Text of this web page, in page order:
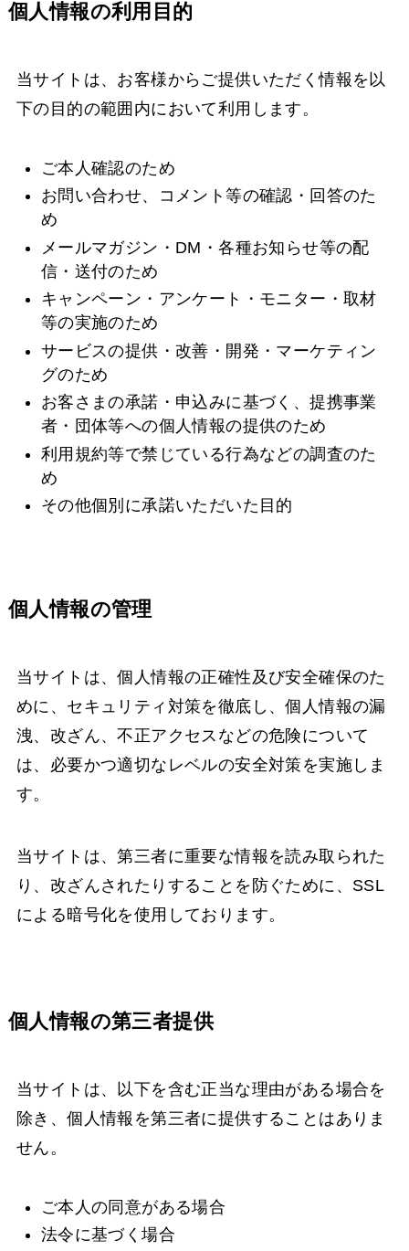
個人情報の利用目的
当サイトは、お客様からご提供いただく情報を以
下の目的の範囲内において利用します。
ご本人確認のため
お問い合わせ、コメント等の確認・回答のた
め
メールマガジン・DM・各種お知らせ等の配
信・送付のため
キャンペーン・アンケート・モニター・取材
等の実施のため
サービスの提供・改善・開発・マーケティン
グのため
お客さまの承諾・申込みに基づく、提携事業
者・団体等への個人情報の提供のため
利用規約等で禁じている行為などの調査のた
め
その他個別に承諾いただいた目的
個人情報の管理
当サイトは、個人情報の正確性及び安全確保のた
めに、セキュリティ対策を徹底し、個人情報の漏
洩、改ざん、不正アクセスなどの危険について
は、必要かつ適切なレベルの安全対策を実施しま
す。
当サイトは、第三者に重要な情報を読み取られた
り、改ざんされたりすることを防ぐために、SSL
による暗号化を使用しております。
個人情報の第三者提供
当サイトは、以下を含む正当な理由がある場合を
除き、個人情報を第三者に提供することはありま
せん。
ご本人の同意がある場合
法令に基づく場合